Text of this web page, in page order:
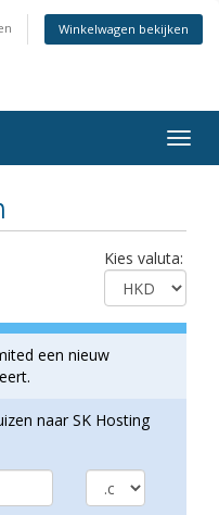
Winkelwagen bekijken
Kies valuta:
een nieuw
naar SK Hosting